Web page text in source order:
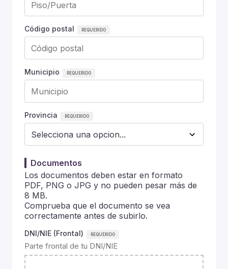
Código postal
Municipio
Provincia
Documentos
Los documentos deben estar en formato
PDF, PNG o JPG y no pueden pesar más de
8 MB.
Comprueba que el documento se vea
correctamente antes de subirlo.
DNI/NIE (Frontal)
Parte frontal de tu DNI/NIE